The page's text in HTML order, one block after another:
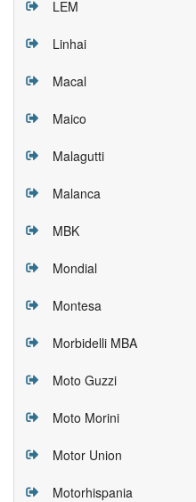
LEM
Linhai
Macal
Maico
Malagutti
Malanca
MBK
Mondial
Montesa
Morbidelli MBA
Moto Guzzi
Moto Morini
Motor Union
Motorhispania